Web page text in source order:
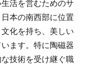
活を営むためのサ
本の南西部に位置
化を持ち、美しい
ます。特に陶磁器
技術を受け継ぐ職